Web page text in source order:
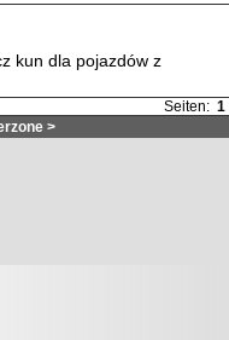
kun dla pojazdów z
Seiten: 1
>